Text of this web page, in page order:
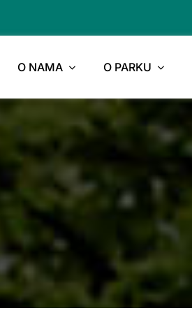
O NAMA O PARKU